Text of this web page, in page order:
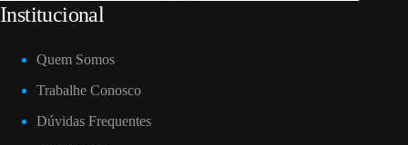
Institucional
Quem Somos
Trabalhe Conosco
Dúvidas Frequentes